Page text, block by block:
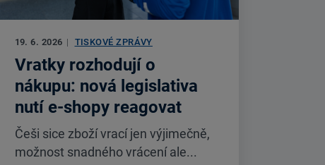
19. 6. 2026 | TISKOVÉ ZPRÁVY
Vratky rozhodují o
nákupu: nová legislativa
nutí e-shopy reagovat
Češi sice zboží vrací jen výjimečně,
možnost snadného vrácení ale...